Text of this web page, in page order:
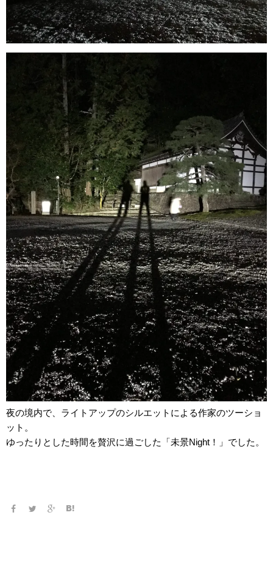
夜の境内で、ライトアップのシルエットによる作家のツーショ
ット。
ゆったりとした時間を贅沢に過ごした「未景Night！」でした。